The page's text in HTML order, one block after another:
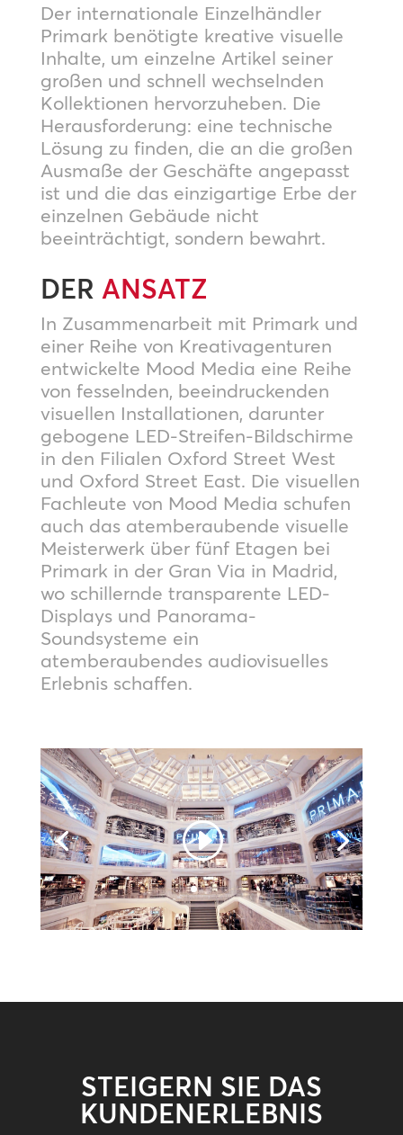
Der internationale Einzelhändler
Primark benötigte kreative visuelle
Inhalte, um einzelne Artikel seiner
großen und schnell wechselnden
Kollektionen hervorzuheben. Die
Herausforderung: eine technische
Lösung zu finden, die an die großen
Ausmaße der Geschäfte angepasst
ist und die das einzigartige Erbe der
einzelnen Gebäude nicht
beeinträchtigt, sondern bewahrt.
DER ANSATZ
In Zusammenarbeit mit Primark und
einer Reihe von Kreativagenturen
entwickelte Mood Media eine Reihe
von fesselnden, beeindruckenden
visuellen Installationen, darunter
gebogene LED-Streifen-Bildschirme
in den Filialen Oxford Street West
und Oxford Street East. Die visuellen
Fachleute von Mood Media schufen
auch das atemberaubende visuelle
Meisterwerk über fünf Etagen bei
Primark in der Gran Via in Madrid,
wo schillernde transparente LED-
Displays und Panorama-
Soundsysteme ein
atemberaubendes audiovisuelles
Erlebnis schaffen.
STEIGERN SIE DAS
KUNDENERLEBNIS